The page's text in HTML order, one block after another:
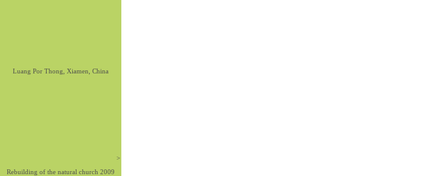
Luang Por Thong, Xiamen, China
>
Rebuilding of the natural church 2009